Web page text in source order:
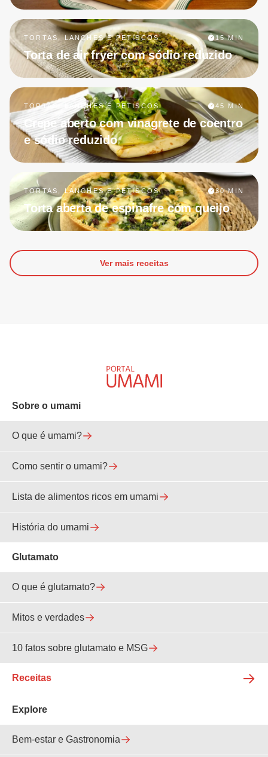
TORTAS, LANCHES E PETISCOS 15 MIN
Torta de air fryer com sódio reduzido
TORTAS, LANCHES E PETISCOS 45 MIN
Crepe aberto com vinagrete de coentro
e sódio reduzido
TORTAS, LANCHES E PETISCOS 30 MIN
Torta aberta de espinafre com queijo
Ver mais receitas
Sobre o umami
O que é umami?
Como sentir o umami?
Lista de alimentos ricos em umami
História do umami
Glutamato
O que é glutamato?
Mitos e verdades
10 fatos sobre glutamato e MSG
Receitas
Explore
Bem-estar e Gastronomia